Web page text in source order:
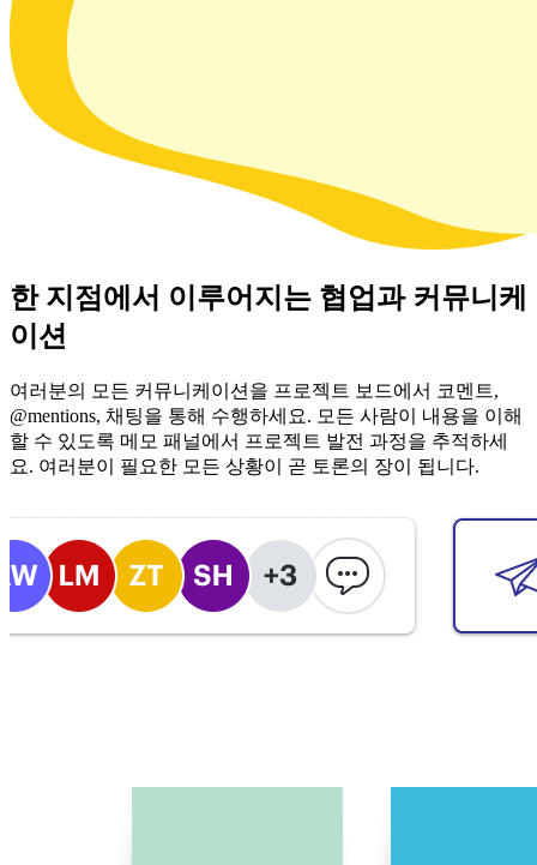
한 지점에서 이루어지는 협업과 커뮤니케
이션
여러분의 모든 커뮤니케이션을 프로젝트 보드에서 코멘트,
@mentions, 채팅을 통해 수행하세요. 모든 사람이 내용을 이해
할 수 있도록 메모 패널에서 프로젝트 발전 과정을 추적하세
요. 여러분이 필요한 모든 상황이 곧 토론의 장이 됩니다.